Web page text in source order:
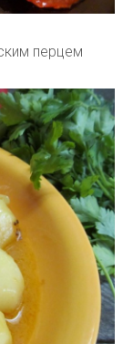
перцем